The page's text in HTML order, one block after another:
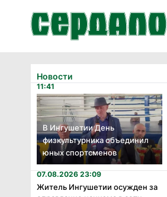
Новости
11:41
В Ингушетии День
физкультурника объединил
юных спортсменов
07.08.2026 23:09
Житель Ингушетии осужден за